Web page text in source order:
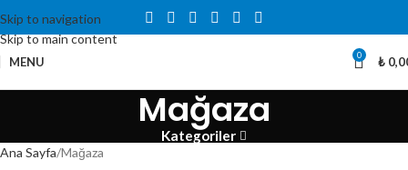
Skip to navigation
Skip to main content
MENU 0 ₺
Mağaza
Kategoriler
Ana Sayfa Mağaza